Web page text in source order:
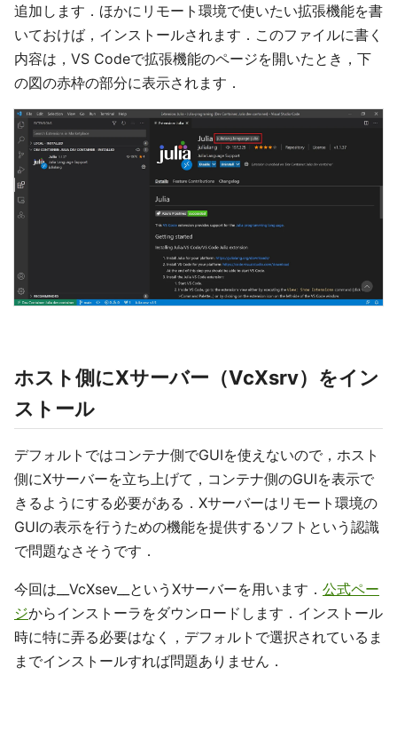
追加します．ほかにリモート環境で使いたい拡張機能を書
いておけば，インストールされます．このファイルに書く
内容は，VS Codeで拡張機能のページを開いたとき，下
の図の赤枠の部分に表示されます．
ホスト側にXサーバー（VcXsrv）をイン
ストール
デフォルトではコンテナ側でGUIを使えないので，ホスト
側にXサーバーを立ち上げて，コンテナ側のGUIを表示で
きるようにする必要がある．Xサーバーはリモート環境の
GUIの表示を行うための機能を提供するソフトという認識
で問題なさそうです．
今回は__VcXsev__というXサーバーを用います． 公式ペー
ジからインストーラをダウンロードします．インストール
時に特に弄る必要はなく，デフォルトで選択されているま
までインストールすれば問題ありません．